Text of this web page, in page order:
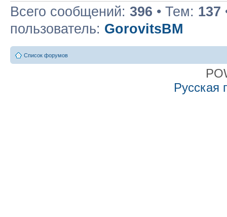
Всего сообщений: 396 • Тем: 137
пользователь: GorovitsBM
Список форумов
Русская